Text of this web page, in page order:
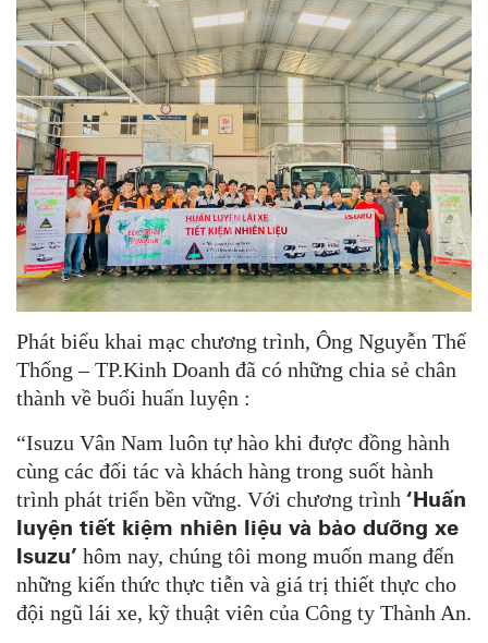
Phát biểu khai mạc chương trình, Ông Nguyễn Thế
Thống – TP.Kinh Doanh đã có những chia sẻ chân
thành về buổi huấn luyện :
“Isuzu Vân Nam luôn tự hào khi được đồng hành
cùng các đối tác và khách hàng trong suốt hành
trình phát triển bền vững. Với chương trình ‘Huấn
luyện tiết kiệm nhiên liệu và bảo dưỡng xe
Isuzu’ hôm nay, chúng tôi mong muốn mang đến
những kiến thức thực tiễn và giá trị thiết thực cho
đội ngũ lái xe, kỹ thuật viên của Công ty Thành An.